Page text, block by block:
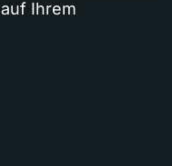
Ihrem